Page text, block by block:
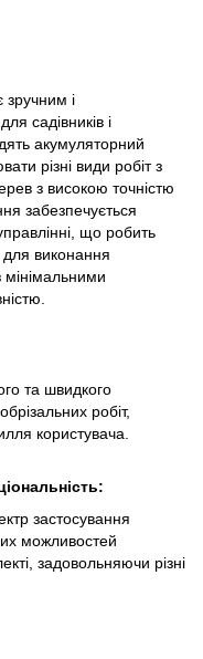
і
садівників і
акумуляторний
різні види робіт з
з високою точністю
забезпечується
що робить
виконання
мінімальними
та швидкого
робіт,
користувача.
застосування
можливостей
задовольняючи різні